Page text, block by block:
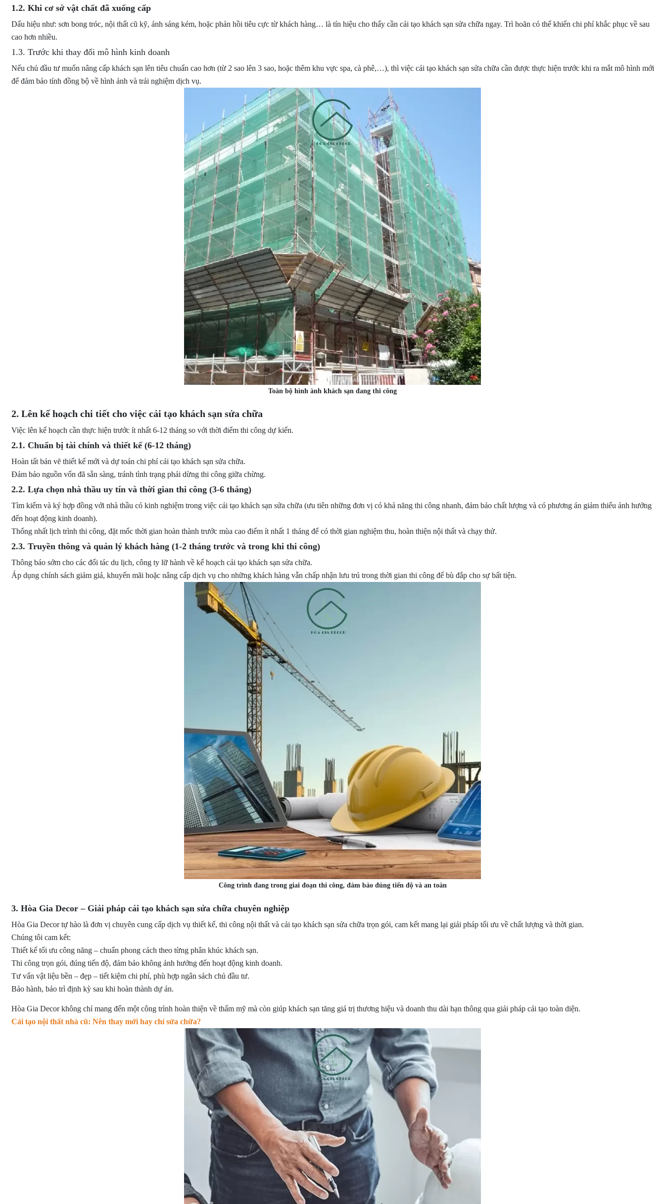
1.2. Khi cơ sở vật chất đã xuống cấp
Dấu hiệu như: sơn bong tróc, nội thất cũ kỹ, ánh sáng kém, hoặc phản hồi tiêu cực từ khách hàng… là tín hiệu cho thấy cần cải tạo khách sạn sửa chữa ngay. Trì hoãn có thể khiến chi phí khắc phục về sau
cao hơn nhiều.
1.3. Trước khi thay đổi mô hình kinh doanh
Nếu chủ đầu tư muốn nâng cấp khách sạn lên tiêu chuẩn cao hơn (từ 2 sao lên 3 sao, hoặc thêm khu vực spa, cà phê,…), thì việc cải tạo khách sạn sửa chữa cần được thực hiện trước khi ra mắt mô hình mới
để đảm bảo tính đồng bộ về hình ảnh và trải nghiệm dịch vụ.
Toàn bộ hình ành khách sạn đang thi công
2. Lên kế hoạch chi tiết cho việc cải tạo khách sạn sửa chữa
Việc lên kế hoạch cần thực hiện trước ít nhất 6-12 tháng so với thời điểm thi công dự kiến.
2.1. Chuẩn bị tài chính và thiết kế (6-12 tháng)
Hoàn tất bản vẽ thiết kế mới và dự toán chi phí cải tạo khách sạn sửa chữa.
Đảm bảo nguồn vốn đã sẵn sàng, tránh tình trạng phải dừng thi công giữa chừng.
2.2. Lựa chọn nhà thầu uy tín và thời gian thi công (3-6 tháng)
Tìm kiếm và ký hợp đồng với nhà thầu có kinh nghiệm trong việc cải tạo khách sạn sửa chữa (ưu tiên những đơn vị có khả năng thi công nhanh, đảm bảo chất lượng và có phương án giảm thiểu ảnh hưởng
đến hoạt động kinh doanh).
Thống nhất lịch trình thi công, đặt mốc thời gian hoàn thành trước mùa cao điểm ít nhất 1 tháng để có thời gian nghiệm thu, hoàn thiện nội thất và chạy thử.
2.3. Truyền thông và quản lý khách hàng (1-2 tháng trước và trong khi thi công)
Thông báo sớm cho các đối tác du lịch, công ty lữ hành về kế hoạch cải tạo khách sạn sửa chữa.
Áp dụng chính sách giảm giá, khuyến mãi hoặc nâng cấp dịch vụ cho những khách hàng vẫn chấp nhận lưu trú trong thời gian thi công để bù đắp cho sự bất tiện.
Công trình đang trong giai đoạn thi công, đảm bảo đúng tiến độ và an toàn
3. Hòa Gia Decor – Giải pháp cải tạo khách sạn sửa chữa chuyên nghiệp
Hòa Gia Decor tự hào là đơn vị chuyên cung cấp dịch vụ thiết kế, thi công nội thất và cải tạo khách sạn sửa chữa trọn gói, cam kết mang lại giải pháp tối ưu về chất lượng và thời gian.
Chúng tôi cam kết:
Thiết kế tối ưu công năng – chuẩn phong cách theo từng phân khúc khách sạn.
Thi công trọn gói, đúng tiến độ, đảm bảo không ảnh hưởng đến hoạt động kinh doanh.
Tư vấn vật liệu bền – đẹp – tiết kiệm chi phí, phù hợp ngân sách chủ đầu tư.
Bảo hành, bảo trì định kỳ sau khi hoàn thành dự án.
Hòa Gia Decor không chỉ mang đến một công trình hoàn thiện về thẩm mỹ mà còn giúp khách sạn tăng giá trị thương hiệu và doanh thu dài hạn thông qua giải pháp cải tạo toàn diện.
Cải tạo nội thất nhà cũ: Nên thay mới hay chỉ sửa chữa?